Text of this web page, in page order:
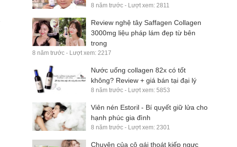
8 năm trước - Lượt xem: 2811
Review nghệ tây Saffagen Collagen
3000mg liệu pháp lám đẹp từ bên
trong
8 năm trước - Lượt xem: 2217
Nước uống collagen 82x có tốt
không? Review + giá bán tại đại lý
8 năm trước - Lượt xem: 5853
Viên nén Estoril - Bí quyết giữ lửa cho
hạnh phúc gia đình
8 năm trước - Lượt xem: 2301
Chuyện của cô gái thoát kiếp ngực